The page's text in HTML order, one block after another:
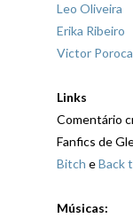
Leo Oliveira
Erika Ribeiro
Victor Poroca
Links
Comentário
Fanfics de
Bitch eBack
Músicas: